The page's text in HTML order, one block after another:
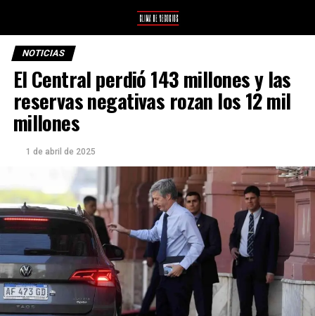
NOTICIAS
El Central perdió 143 millones y las
reservas negativas rozan los 12 mil
millones
1 de abril de 2025